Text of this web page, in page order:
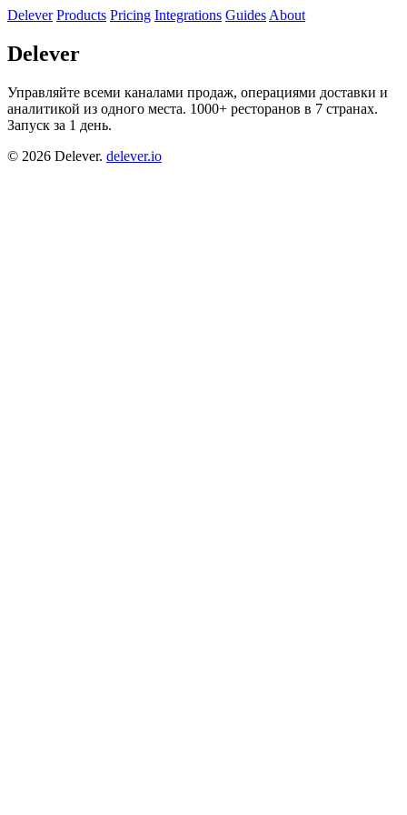
Delever Products Pricing Integrations Guides About
Delever
Управляйте всеми каналами продаж, операциями доставки и
аналитикой из одного места. 1000+ ресторанов в 7 странах.
Запуск за 1 день.
© 2026 Delever. delever.io